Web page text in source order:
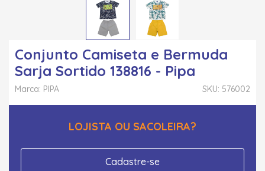
Conjunto Camiseta e Bermuda
Sarja Sortido 138816 - Pipa
SKU: 576002
Marca: PIPA
LOJISTA OU SACOLEIRA?
Cadastre-se